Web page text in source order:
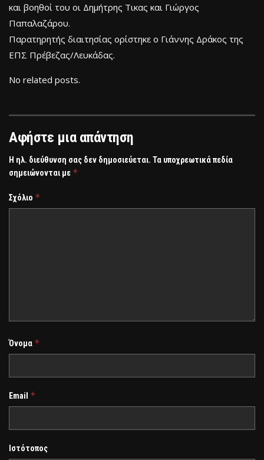
και βοηθοί του οι Δημήτρης Τικας και Γιώργος
Παπαλαζάρου.
Παρατηρητής διαιτησίας ορίστηκε ο Γιάννης Δράκος της
ΕΠΣ Πρέβεζας/Λευκάδας.
No related posts.
Αφήστε μια απάντηση
Η ηλ. διεύθυνση σας δεν δημοσιεύεται. Τα υποχρεωτικά πεδία
σημειώνονται με *
Σχόλιο *
Όνομα *
Email *
Ιστότοπος